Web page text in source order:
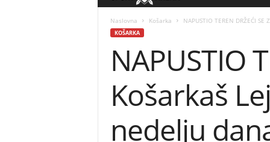
p
r
t
A
Naslovna Košarka NAPUSTIO TEREN DRŽEĆI
KOŠARKA
NAPUSTIO
Košarkaš
nedelju